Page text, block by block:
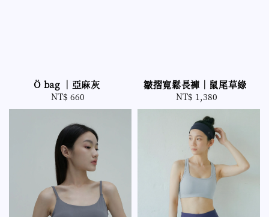
Ö bag ｜亞麻灰
Regular
price
NT$ 660
皺摺寬鬆長褲｜鼠尾草綠
Regular
price
NT$ 1,380